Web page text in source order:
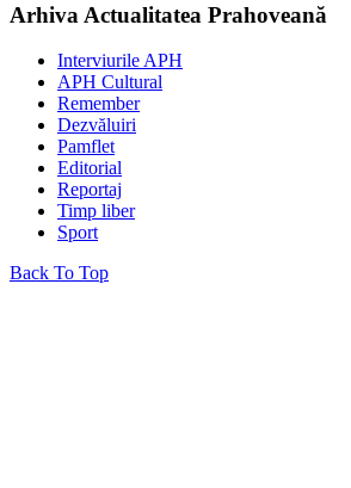
Arhiva Actualitatea Prahoveană
Interviurile APH
APH Cultural
Remember
Dezvăluiri
Pamflet
Editorial
Reportaj
Timp liber
Sport
Back To Top